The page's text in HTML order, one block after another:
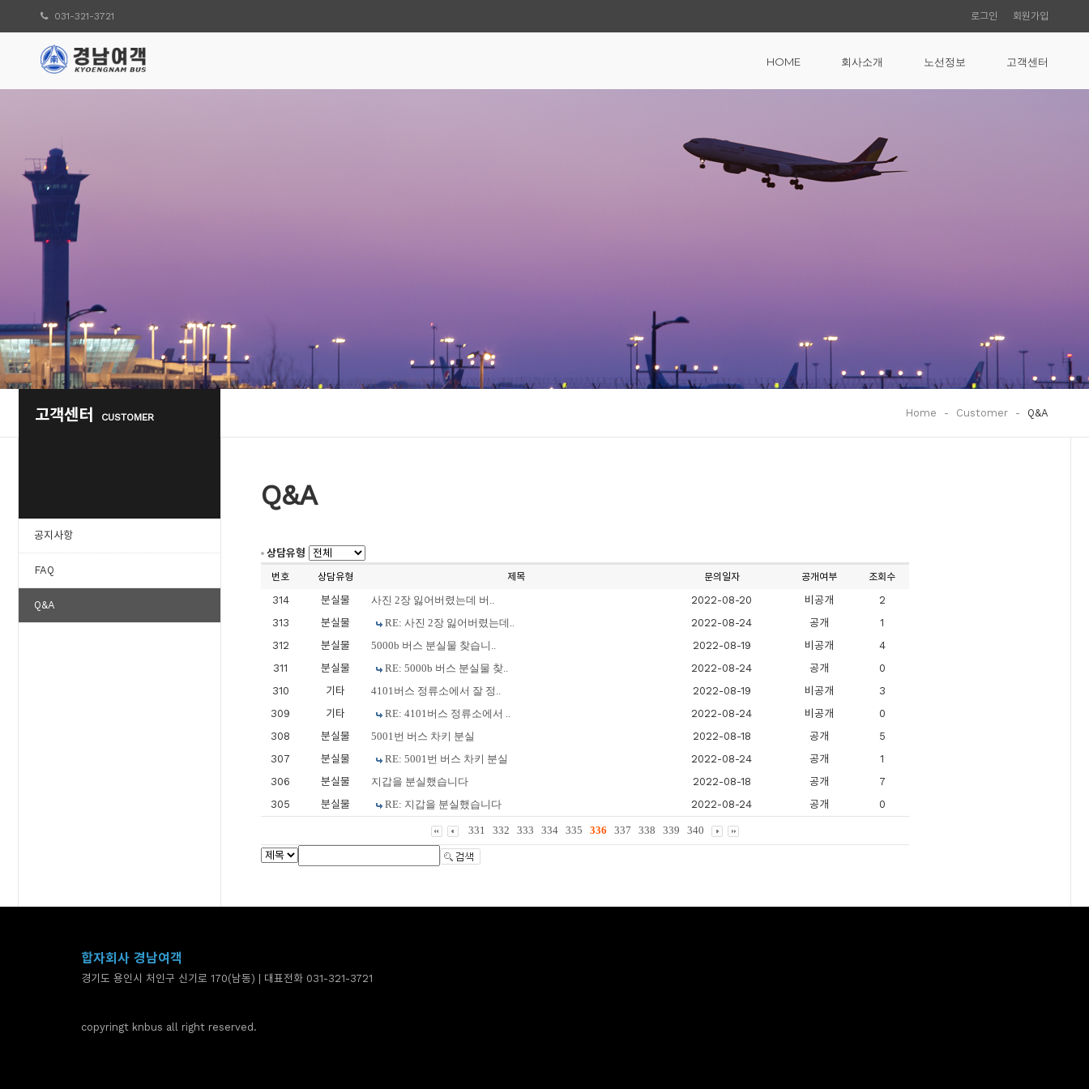
031-321-3721 로그인 회원가입
HOME 회사소개 노선정보 고객센터
Home - Customer - Q&A
고객센터 CUSTOMER
공지사항
FAQ
Q&A
Q&A
상담유형
번호 상담유형 제목 문의일자 공개여부 조회수
314 분실물 사진 2장 잃어버렸는데 버.. 2022-08-20 비공개
2
313
분실물 RE: 사진 2장 잃어버렸는데.. 2022-08-24 공개
1
312
분실물 5000b 버스 분실물 찾습니.. 2022-08-19 비공개
4
311
분실물 RE: 5000b 버스 분실물 찾.. 2022-08-24 공개
0
310
기타 4101버스 정류소에서 잘 정.. 2022-08-19 비공개
3
309
기타 RE: 4101버스 정류소에서 .. 2022-08-24 비공개
0
308
분실물 5001번 버스 차키 분실 2022-08-18 공개
5
307
분실물 RE: 5001번 버스 차키 분실 2022-08-24 공개
1
306
분실물 지갑을 분실했습니다 2022-08-18 공개
7
305
분실물 RE: 지갑을 분실했습니다 2022-08-24 공개 0
331 332 333 334 335 336 337 338 339 340
합자회사 경남여객
경기도 용인시 처인구 신기로 170(남동) | 대표전화 031-321-3721
copyringt knbus all right reserved.